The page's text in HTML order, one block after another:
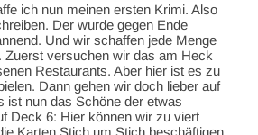
ich nun meinen ersten Krimi. Also
Der wurde gegen Ende
Und wir schaffen jede Menge
Zuerst versuchen wir das am Heck
Restaurants. Aber hier ist es zu
Dann gehen wir doch lieber auf
ist nun das Schöne der etwas
Deck 6: Hier können wir zu viert
Karten Stich um Stich beschäftigen.